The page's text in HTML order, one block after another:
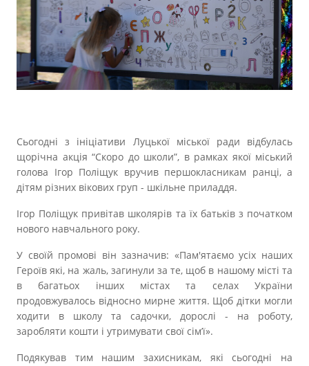
Прозорість влади
Документи
Сьогодні з ініціативи Луцької міської ради відбулась
щорічна акція “Скоро до школи”, в рамках якої міський
голова Ігор Поліщук вручив першокласникам ранці, а
дітям різних вікових груп - шкільне приладдя.
Ігор Поліщук привітав школярів та їх батьків з початком
нового навчального року.
У своїй промові він зазначив: «Пам'ятаємо усіх наших
Героїв які, на жаль, загинули за те, щоб в нашому місті та
в багатьох інших містах та селах України
продовжувалось відносно мирне життя. Щоб дітки могли
ходити в школу та садочки, дорослі - на роботу,
заробляти кошти і утримувати свої сім’ї».
Подякував тим нашим захисникам, які сьогодні на